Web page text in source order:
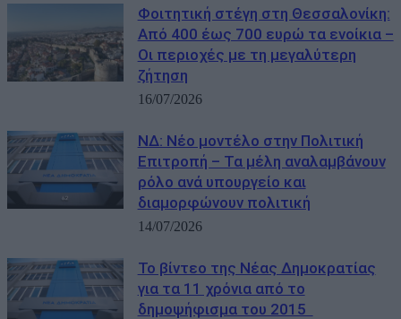
Φοιτητική στέγη στη Θεσσαλονίκη:
Από 400 έως 700 ευρώ τα ενοίκια –
Οι περιοχές με τη μεγαλύτερη
ζήτηση
16/07/2026
ΝΔ: Νέο μοντέλο στην Πολιτική
Επιτροπή – Τα μέλη αναλαμβάνουν
ρόλο ανά υπουργείο και
διαμορφώνουν πολιτική
14/07/2026
Το βίντεο της Νέας Δημοκρατίας
για τα 11 χρόνια από το
δημοψήφισμα του 2015